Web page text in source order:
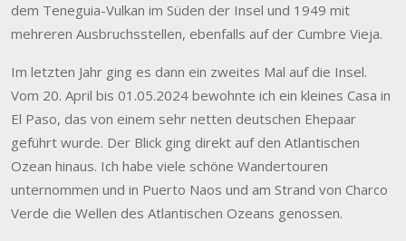
dem Teneguia-Vulkan im Süden der Insel und 1949 mit
mehreren Ausbruchsstellen, ebenfalls auf der Cumbre Vieja.
Im letzten Jahr ging es dann ein zweites Mal auf die Insel.
Vom 20. April bis 01.05.2024 bewohnte ich ein kleines Casa in
El Paso, das von einem sehr netten deutschen Ehepaar
geführt wurde. Der Blick ging direkt auf den Atlantischen
Ozean hinaus. Ich habe viele schöne Wandertouren
unternommen und in Puerto Naos und am Strand von Charco
Verde die Wellen des Atlantischen Ozeans genossen.